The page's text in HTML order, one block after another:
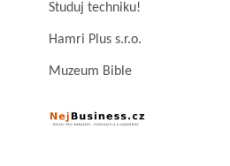
Studuj techniku!
Hamri Plus s.r.o.
Muzeum Bible